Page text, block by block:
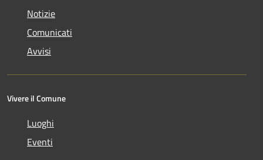
Notizie
Comunicati
Avvisi
Vivere il Comune
Luoghi
Eventi